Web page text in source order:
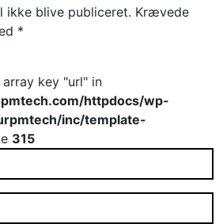
ikke blive publiceret. Krævede
*
key "url" in
httpdocs/wp-
inc/template-
315